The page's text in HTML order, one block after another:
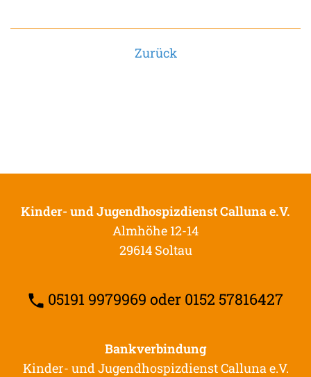
Zurück
Kinder- und Jugendhospizdienst Calluna e.V.
Almhöhe 12-14
29614 Soltau
05191 9979969 oder 0152 57816427
Bankverbindung
Kinder- und Jugendhospizdienst Calluna e.V.